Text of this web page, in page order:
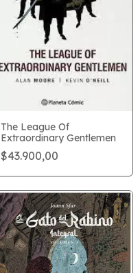
The League Of
Extraordinary Gentlemen
$43.900,00